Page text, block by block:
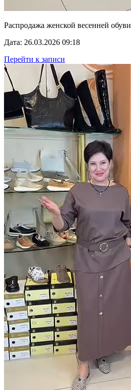
Распродажа женской весенней обуви
Дата: 26.03.2026 09:18
Перейти к записи